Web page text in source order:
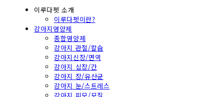
이루다펫 소개
이루다펫이란?
강아지영양제
종합영양제
강아지 관절/칼슘
강아지신장/면역
강아지 심장/간
강아지 장/유산균
강아지 눈/스트레스